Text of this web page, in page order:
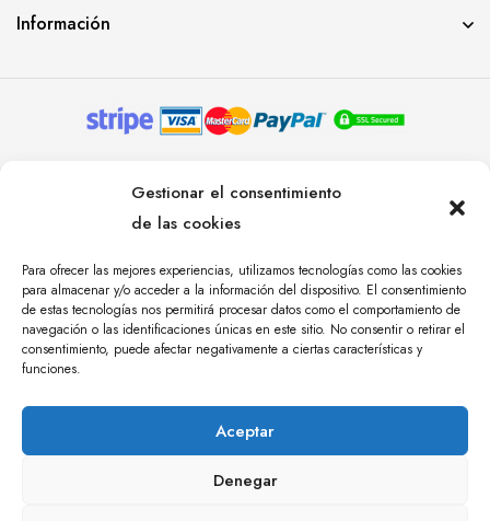
Gestionar el consentimiento
de las cookies
Para ofrecer las mejores experiencias, utilizamos tecnologías como las cookies
para almacenar y/o acceder a la información del dispositivo. El consentimiento
de estas tecnologías nos permitirá procesar datos como el comportamiento de
navegación o las identificaciones únicas en este sitio. No consentir o retirar el
consentimiento, puede afectar negativamente a ciertas características y
funciones.
Aceptar
Denegar
Información
RESERVADOS. AGENCIA DE COMUNICACIÓN
ÁNGULO TRES.